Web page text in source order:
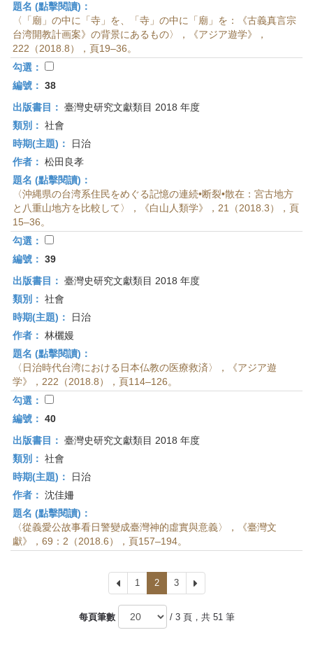
題名 (點擊閱讀)：
〈「廟」の中に「寺」を、「寺」の中に「廟」を：《古義真言宗
台湾開教計画案》の背景にあるもの〉，《アジア遊学》，
222（2018.8），頁19–36。
勾選：
編號： 38
出版書目： 臺灣史研究文獻類目 2018 年度
類別： 社會
時期(主題)：
日治
作者： 松田良孝
題名 (點擊閱讀)：
〈沖縄県の台湾系住民をめぐる記憶の連続•断裂•散在：宮古地方
と八重山地方を比較して〉，《白山人類学》，21（2018.3），頁
15–36。
勾選：
編號： 39
出版書目： 臺灣史研究文獻類目 2018 年度
類別： 社會
時期(主題)：
日治
作者： 林欐嫚
題名 (點擊閱讀)：
〈日治時代台湾における日本仏教の医療救済〉，《アジア遊
学》，222（2018.8），頁114–126。
勾選：
編號： 40
出版書目： 臺灣史研究文獻類目 2018 年度
類別： 社會
時期(主題)：
日治
作者： 沈佳姍
題名 (點擊閱讀)：
〈從義愛公故事看日警變成臺灣神的虛實與意義〉，《臺灣文
獻》，69：2（2018.6），頁157–194。
上
一
頁
1 2 3
下
一
每頁筆數
/ 3 頁，共 51 筆